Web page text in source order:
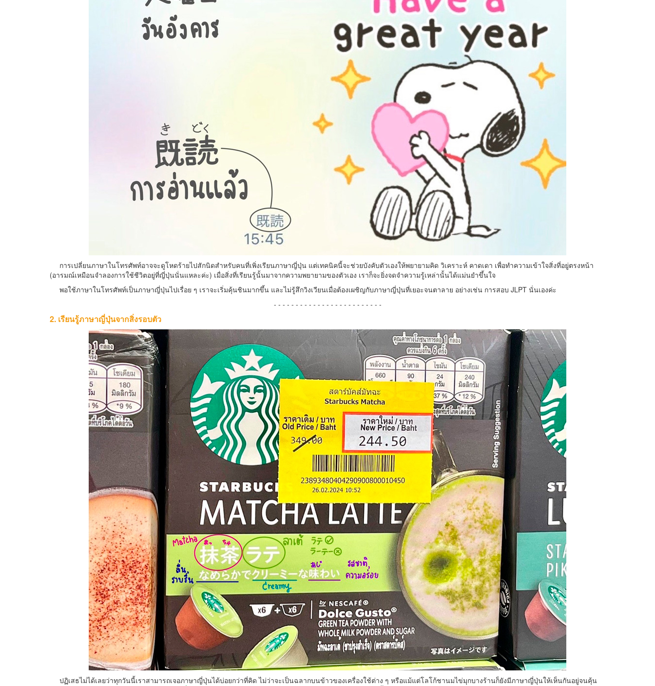
การเปลี่ยนภาษาในโทรศัพท์อาจจะดูโหดร้ายไปสักนิดสำหรับคนที่เพิ่งเรียนภาษาญี่ปุ่น แต่เทคนิคนี้จะช่วยบังคับตัวเองให้พยายามคิด วิเคราะห์ คาดเดา เพื่อทำความเข้าใจสิ่งที่อยู่ตรงหน้า
(อารมณ์เหมือนจำลองการใช้ชีวิตอยู่ที่ญี่ปุ่นนั่นแหละค่ะ) เมื่อสิ่งที่เรียนรู้นั้นมาจากความพยายามของตัวเอง เราก็จะยิ่งจดจำความรู้เหล่านั้นได้แม่นยำขึ้นใจ
พอใช้ภาษาในโทรศัพท์เป็นภาษาญี่ปุ่นไปเรื่อย ๆ เราจะเริ่มคุ้นชินมากขึ้น และไม่รู้สึกวิงเวียนเมื่อต้องเผชิญกับภาษาญี่ปุ่นที่เยอะจนตาลาย อย่างเช่น การสอบ JLPT นั่นเองค่ะ
- - - - - - - - - - - - - - - - - - - - - - - - -
2. เรียนรู้ภาษาญี่ปุ่นจากสิ่งรอบตัว
ปฏิเสธไม่ได้เลยว่าทุกวันนี้เราสามารถเจอภาษาญี่ปุ่นได้บ่อยกว่าที่คิด ไม่ว่าจะเป็นฉลากบนข้าวของเครื่องใช้ต่าง ๆ หรือแม้แต่โลโก้ชานมไข่มุกบางร้านก็ยังมีภาษาญี่ปุ่นให้เห็นกันอยู่จนคุ้น